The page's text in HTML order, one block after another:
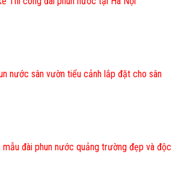
nước sân vườn tiểu cảnh lắp đặt cho sân
mẫu đài phun nước quảng trường đẹp và độc